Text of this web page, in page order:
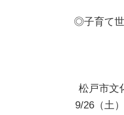
◎子育て世
松戸市文
9/26（土